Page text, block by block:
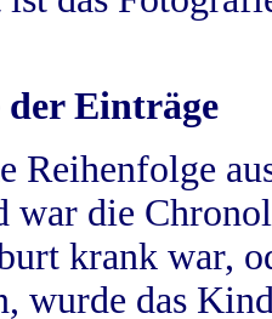
der Einträge
Reihenfolge
war die
krank war,
wurde das